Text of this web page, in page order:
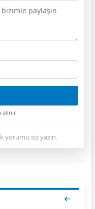
yorumu siz yazın.